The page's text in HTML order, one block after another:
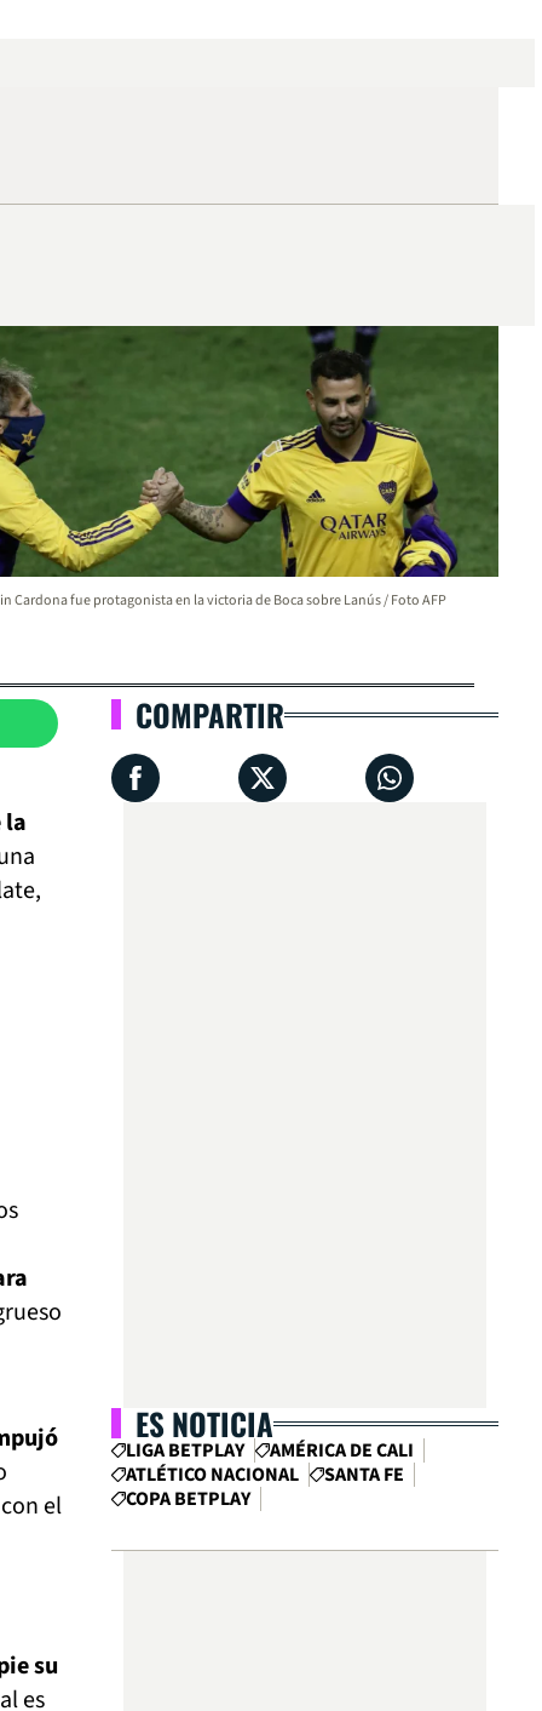
Cardona fue protagonista en la victoria de Boca sobre Lanús / Foto AFP
la
el
su
es
COMPARTIR
ES NOTICIA
LIGA BETPLAY
AMÉRICA DE CALI
ATLÉTICO NACIONAL
SANTA FE
COPA BETPLAY